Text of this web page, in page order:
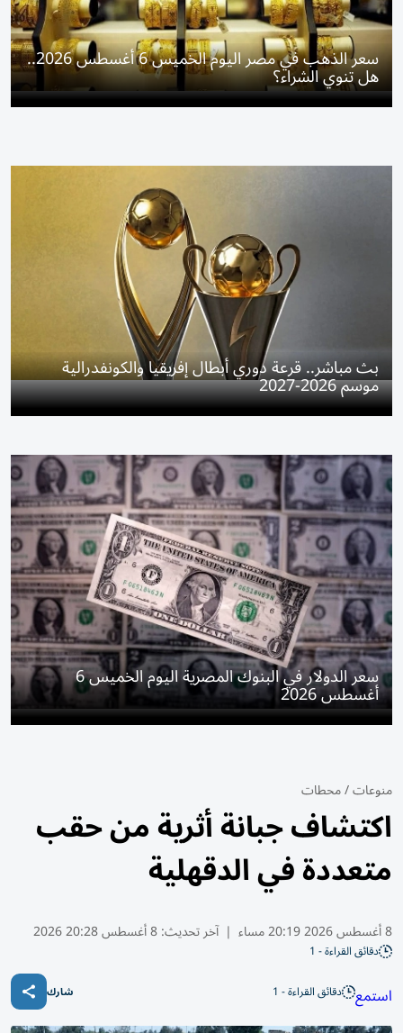
سعر الذهب في مصر اليوم الخميس 6 أغسطس 2026..
هل تنوي الشراء؟
بث مباشر.. قرعة دوري أبطال إفريقيا والكونفدرالية
موسم 2026-2027
سعر الدولار في البنوك المصرية اليوم الخميس 6
أغسطس 2026
منوعات/محطات
اكتشاف جبانة أثرية من حقب
متعددة في الدقهلية
8 أغسطس 2026 20:19 مساء | آخر تحديث:8 أغسطس 20:28 2026
دقائق القراءة - 1
استمع دقائق القراءة - 1 شارك